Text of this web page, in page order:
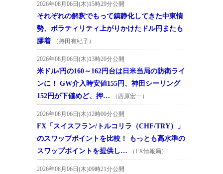
2026年08月06日(木)15時29分公開
それぞれの解釈でもって鎮静化してきた中東情
勢、ボラティリティ上がりかけたドル円またも
膠着
（持田有紀子）
2026年08月06日(木)13時20分公開
米ドル/円の160～162円台は日米当局の防衛ライ
ンに！ GW介入時安値155円、神田シーリング
152円が下値めど、押…
（西原宏一）
2026年08月06日(木)12時00分公開
FX「スイスフラン/トルコリラ（CHF/TRY）」
のスワップポイントを比較！ もっとも高水準の
スワップポイントを提供し…
（FX情報局）
2026年08月06日(木)09時21分公開